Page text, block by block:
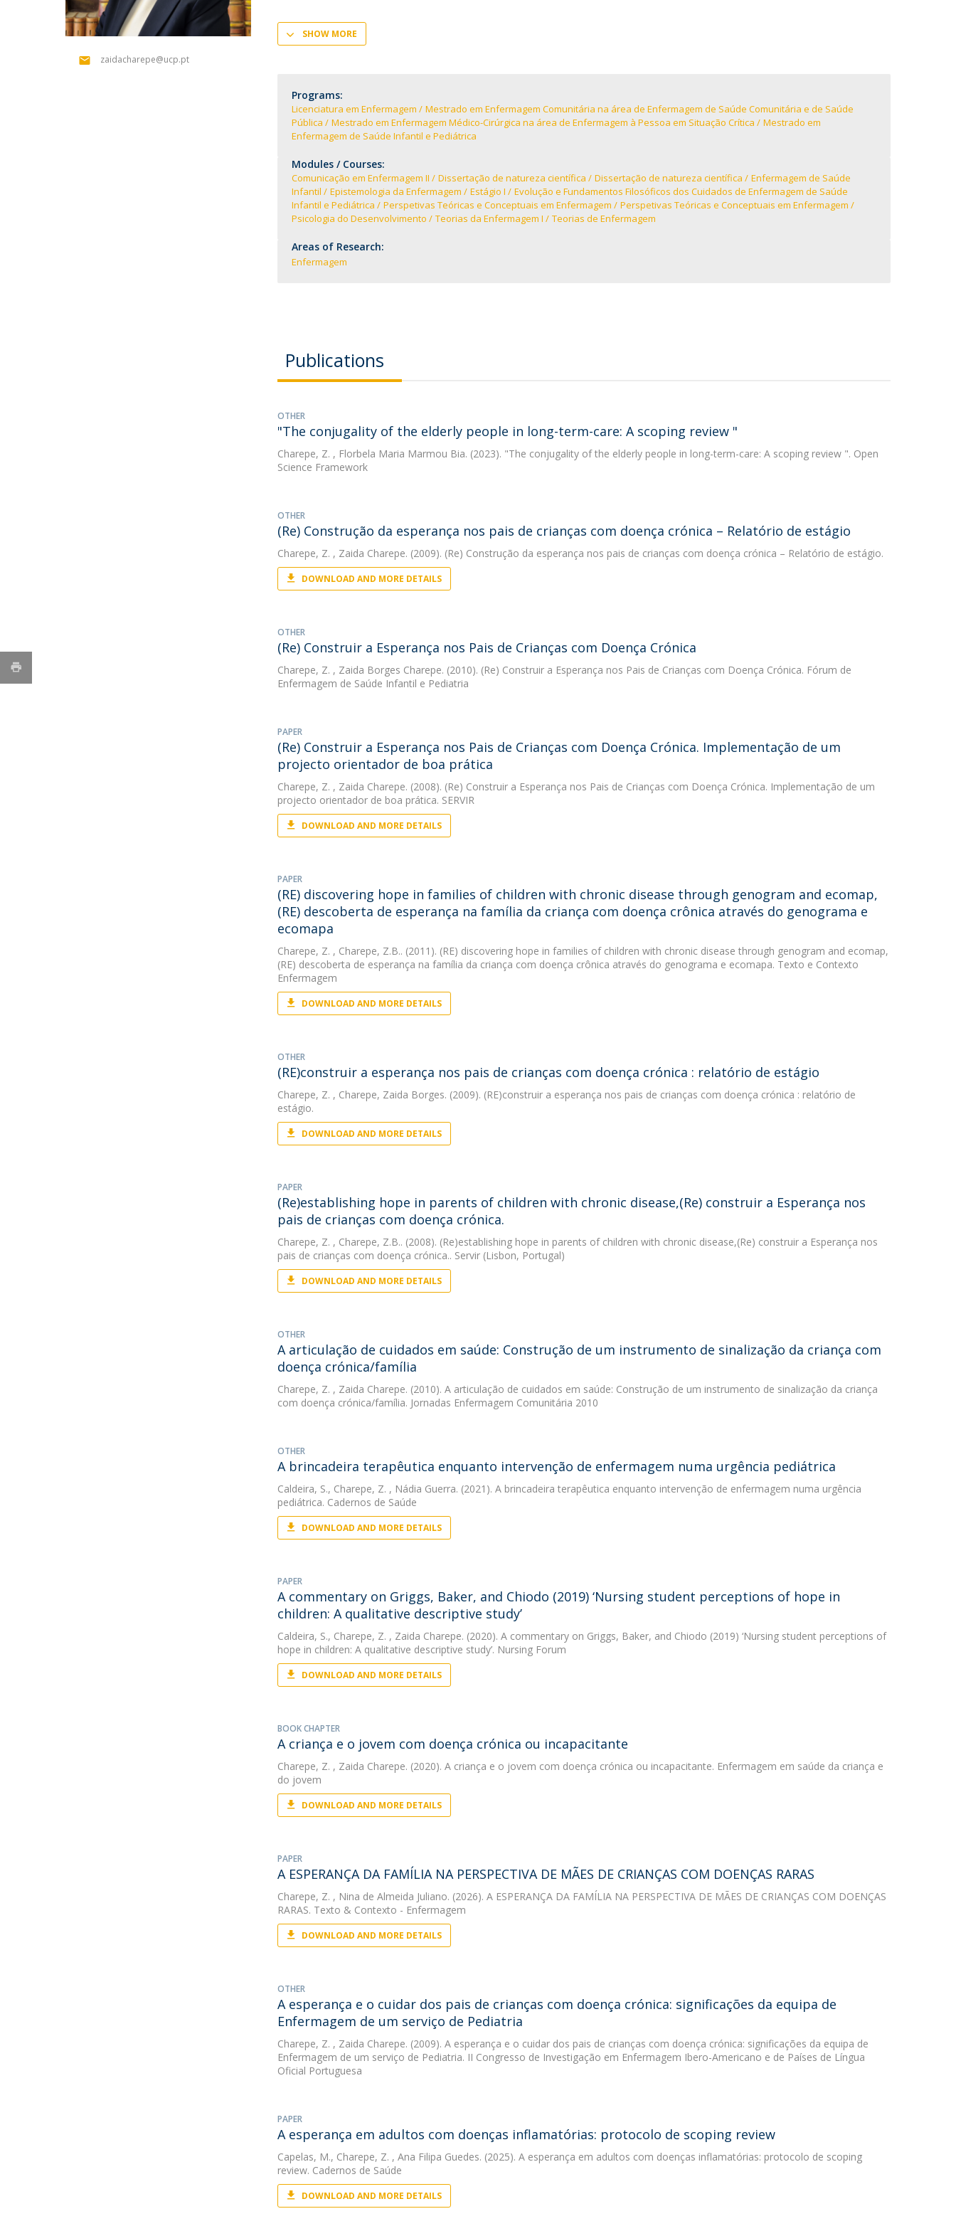
Projetos desenvolvidos
zaidacharepe@ucp.pt
SHOW MORE
Programs:
Licenciatura em Enfermagem
Mestrado em Enfermagem Comunitária na área de Enfermagem de Saúde Comunitária e de Saúde
Pública
Mestrado em Enfermagem Médico-Cirúrgica na área de Enfermagem à Pessoa em Situação Crítica
Mestrado em
Enfermagem de Saúde Infantil e Pediátrica
Modules / Courses:
Comunicação em Enfermagem II Dissertação de natureza científica Dissertação de natureza científica
Enfermagem de Saúde
Infantil
Epistemologia da Enfermagem Estágio I
Evolução e Fundamentos Filosóficos dos Cuidados de Enfermagem de Saúde
Infantil e Pediátrica
Perspetivas Teóricas e Conceptuais em Enfermagem
Perspetivas Teóricas e Conceptuais em Enfermagem
Psicologia do Desenvolvimento
Teorias da Enfermagem I Teorias de Enfermagem
Areas of Research:
Enfermagem
Publications
OTHER
"The conjugality of the elderly people in long-term-care: A scoping review "
Charepe, Z. , Florbela Maria Marmou Bia. (2023). "The conjugality of the elderly people in long-term-care: A scoping review ". Open
Science Framework
OTHER
(Re) Construção da esperança nos pais de crianças com doença crónica – Relatório de estágio
Charepe, Z. , Zaida Charepe. (2009). (Re) Construção da esperança nos pais de crianças com doença crónica – Relatório de estágio.
DOWNLOAD AND MORE DETAILS
OTHER
(Re) Construir a Esperança nos Pais de Crianças com Doença Crónica
Charepe, Z. , Zaida Borges Charepe. (2010). (Re) Construir a Esperança nos Pais de Crianças com Doença Crónica. Fórum de
Enfermagem de Saúde Infantil e Pediatria
PAPER
(Re) Construir a Esperança nos Pais de Crianças com Doença Crónica. Implementação de um
projecto orientador de boa prática
Charepe, Z. , Zaida Charepe. (2008). (Re) Construir a Esperança nos Pais de Crianças com Doença Crónica. Implementação de um
projecto orientador de boa prática. SERVIR
DOWNLOAD AND MORE DETAILS
PAPER
(RE) discovering hope in families of children with chronic disease through genogram and ecomap,
(RE) descoberta de esperança na família da criança com doença crônica através do genograma e
ecomapa
Charepe, Z. , Charepe, Z.B.. (2011). (RE) discovering hope in families of children with chronic disease through genogram and ecomap,
(RE) descoberta de esperança na família da criança com doença crônica através do genograma e ecomapa. Texto e Contexto
Enfermagem
DOWNLOAD AND MORE DETAILS
OTHER
(RE)construir a esperança nos pais de crianças com doença crónica : relatório de estágio
Charepe, Z. , Charepe, Zaida Borges. (2009). (RE)construir a esperança nos pais de crianças com doença crónica : relatório de
estágio.
DOWNLOAD AND MORE DETAILS
PAPER
(Re)establishing hope in parents of children with chronic disease,(Re) construir a Esperança nos
pais de crianças com doença crónica.
Charepe, Z. , Charepe, Z.B.. (2008). (Re)establishing hope in parents of children with chronic disease,(Re) construir a Esperança nos
pais de crianças com doença crónica.. Servir (Lisbon, Portugal)
DOWNLOAD AND MORE DETAILS
OTHER
A articulação de cuidados em saúde: Construção de um instrumento de sinalização da criança com
doença crónica/família
Charepe, Z. , Zaida Charepe. (2010). A articulação de cuidados em saúde: Construção de um instrumento de sinalização da criança
com doença crónica/família. Jornadas Enfermagem Comunitária 2010
OTHER
A brincadeira terapêutica enquanto intervenção de enfermagem numa urgência pediátrica
Caldeira, S., Charepe, Z. , Nádia Guerra. (2021). A brincadeira terapêutica enquanto intervenção de enfermagem numa urgência
pediátrica. Cadernos de Saúde
DOWNLOAD AND MORE DETAILS
PAPER
A commentary on Griggs, Baker, and Chiodo (2019) ‘Nursing student perceptions of hope in
children: A qualitative descriptive study’
Caldeira, S., Charepe, Z. , Zaida Charepe. (2020). A commentary on Griggs, Baker, and Chiodo (2019) ‘Nursing student perceptions of
hope in children: A qualitative descriptive study’. Nursing Forum
DOWNLOAD AND MORE DETAILS
BOOK CHAPTER
A criança e o jovem com doença crónica ou incapacitante
Charepe, Z. , Zaida Charepe. (2020). A criança e o jovem com doença crónica ou incapacitante. Enfermagem em saúde da criança e
do jovem
DOWNLOAD AND MORE DETAILS
PAPER
A ESPERANÇA DA FAMÍLIA NA PERSPECTIVA DE MÃES DE CRIANÇAS COM DOENÇAS RARAS
Charepe, Z. , Nina de Almeida Juliano. (2026). A ESPERANÇA DA FAMÍLIA NA PERSPECTIVA DE MÃES DE CRIANÇAS COM DOENÇAS
RARAS. Texto & Contexto - Enfermagem
DOWNLOAD AND MORE DETAILS
OTHER
A esperança e o cuidar dos pais de crianças com doença crónica: significações da equipa de
Enfermagem de um serviço de Pediatria
Charepe, Z. , Zaida Charepe. (2009). A esperança e o cuidar dos pais de crianças com doença crónica: significações da equipa de
Enfermagem de um serviço de Pediatria. II Congresso de Investigação em Enfermagem Ibero-Americano e de Países de Língua
Oficial Portuguesa
PAPER
A esperança em adultos com doenças inflamatórias: protocolo de scoping review
Capelas, M., Charepe, Z. , Ana Filipa Guedes. (2025). A esperança em adultos com doenças inflamatórias: protocolo de scoping
review. Cadernos de Saúde
DOWNLOAD AND MORE DETAILS